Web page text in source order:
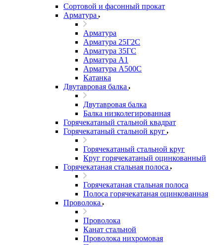
Сортовой и фасонный прокат
Арматура
Арматура
Арматура 25Г2С
Арматура 35ГС
Арматура А1
Арматура А500С
Катанка
Двутавровая балка
Двутавровая балка
Балка низколегированная
Горячекатаный стальной квадрат
Горячекатаный стальной круг
Горячекатаный стальной круг
Круг горячекатаный оцинкованный
Горячекатаная стальная полоса
Горячекатаная стальная полоса
Полоса горячекатаная оцинкованная
Проволока
Проволока
Канат стальной
Проволока нихромовая